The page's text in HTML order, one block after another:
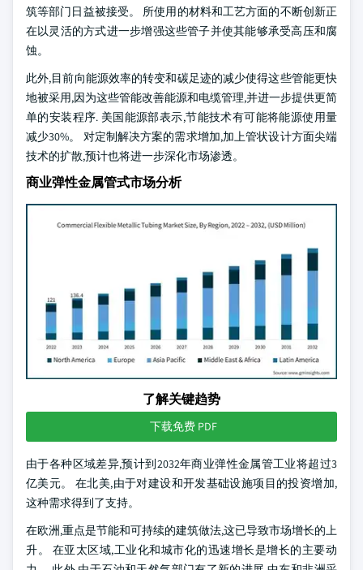
筑等部门日益被接受。 所使用的材料和工艺方面的不断创新正
在以灵活的方式进一步增强这些管子并使其能够承受高压和腐
蚀。
此外,目前向能源效率的转变和碳足迹的减少使得这些管能更快
地被采用,因为这些管能改善能源和电缆管理,并进一步提供更简
单的安装程序. 美国能源部表示,节能技术有可能将能源使用量
减少30%。 对定制解决方案的需求增加,加上管状设计方面尖端
技术的扩散,预计也将进一步深化市场渗透。
商业弹性金属管式市场分析
了解关键趋势
下载免费 PDF
由于各种区域差异,预计到2032年商业弹性金属管工业将超过3
亿美元。 在北美,由于对建设和开发基础设施项目的投资增加,
这种需求得到了支持。
在欧洲,重点是节能和可持续的建筑做法,这已导致市场增长的上
升。 在亚太区域,工业化和城市化的迅速增长是增长的主要动